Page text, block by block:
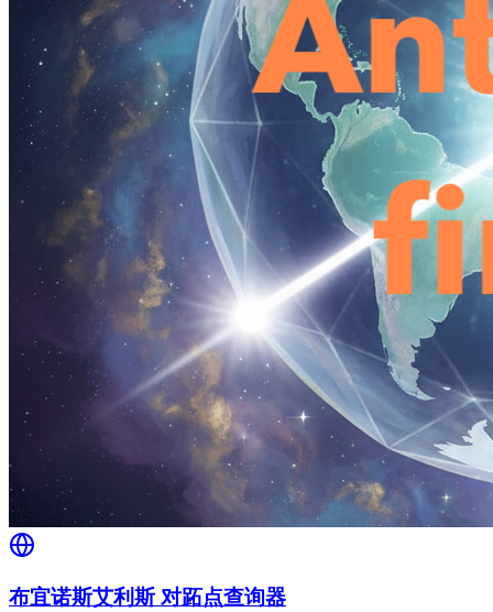
布宜诺斯艾利斯 对跖点查询器